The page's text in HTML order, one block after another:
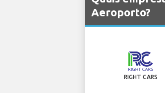
Aeroporto?
RIGHT CARS